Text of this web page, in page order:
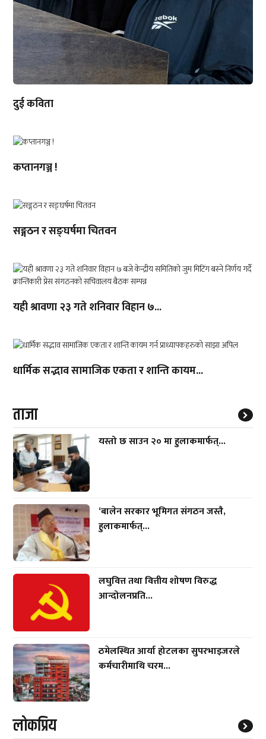
दुई कविता
कप्तानगञ्ज !
सङ्गठन र सङ्घर्षमा चितवन
यही श्रावणा २३ गते शनिवार विहान ७...
धार्मिक सद्भाव सामाजिक एकता र शान्ति कायम...
ताजा
यस्तो छ साउन २० मा हुलाकमार्फत्...
‘बालेन सरकार भूमिगत संगठन जस्तै,
हुलाकमार्फत्...
लघुवित्त तथा वित्तीय शोषण विरुद्ध
आन्दोलनप्रति...
ठमेलस्थित आर्या होटलका सुपरभाइजरले
कर्मचारीमाथि चरम...
लाेकप्रिय